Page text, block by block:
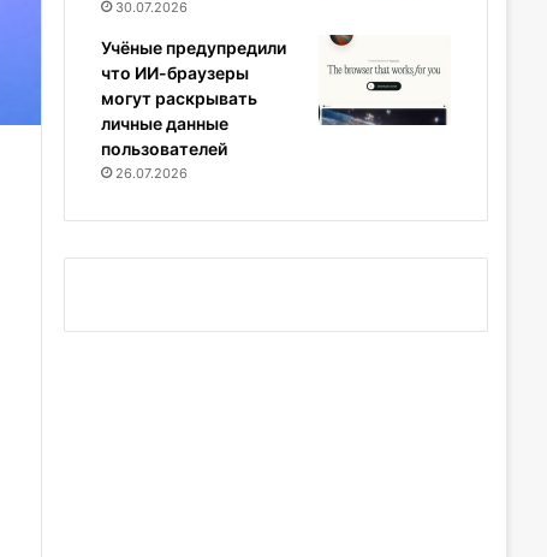
30.07.2026
Учёные предупредили
что ИИ-браузеры
могут раскрывать
личные данные
пользователей
26.07.2026